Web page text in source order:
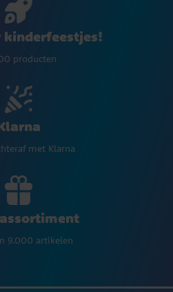
kinderfeestjes!
producten
met Klarna
9.000 artikelen